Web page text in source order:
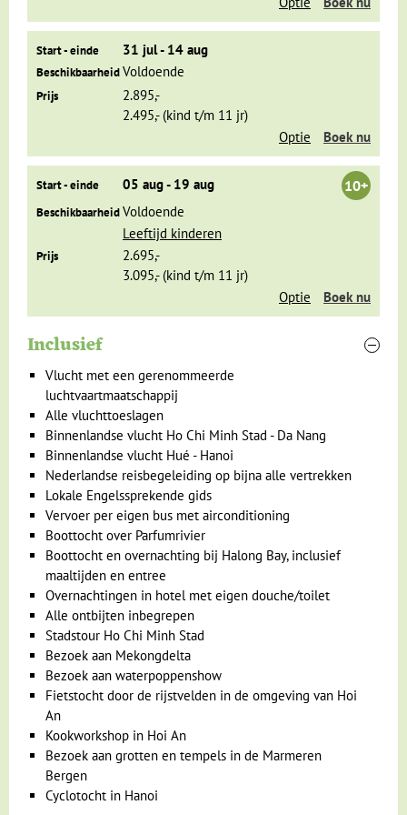
Vanuit Ho Chi Minh City maken we een excursie naar de
Mekongdelta, buiten de stad. Omdat het een heel vruchtbaar
gebied is, worden er in de Mekongdelta allerlei exotische
vruchten verbouwd, die door boeren uit de verre, waterrijke
omtrek worden verhandeld op een drijvende markt. We
maken een boottocht, bezoeken verschillende fruittuinen,
waar je heerlijk kunt proeven van al die bijzondere vruchten.
Voor de lunch moet je zeker ook een olifantsoorvis
Drakenfruit plantages, goudgele
stranden & rode zandduinen
Dag 5 Ho Chi Minh Stad - Mui Ne
Dag 6 Mui Ne
Op weg naar Mui Nehoef je je zeker niet te vervelen. Het
veranderende landschap trekt als een film aan je voorbij.
Boeren leggen op de rand van de weg hun rijst zodat het
door het verkeer gedorst wordt, waardoor de weg nog
smaller wordt. Maar ook de wind kan een handje helpen door
de rijst in de lucht te gooien, zodat de losse vliesjes
wegwaaien. Als we in de buurt komen van Mui Ne zie je ook
plantages waardrakenfruitwordt verbouwd. Deze vruchten
zijn zeker het proberen waard!
De kustplaats Mui Ne staat bekend om het mooie goudgele
strand en de rode zandduinen. Je kunt hier heerlijk relaxen
aan het strand. Maar je hoeft hier geen moment stil te zitten,
want er valt heel veel beleven, je kunt er namelijk surfen,
Start - einde 31 jul - 14 aug
BeschikbaarheidVoldoende
Prijs
2.895,-
2.495,- (kind t/m 11 jr)
Optie
Boek nu
Start - einde 05 aug - 19 aug 10+
BeschikbaarheidVoldoende
Leeftijd kinderen
Prijs
2.695,-
3.095,- (kind t/m 11 jr)
Optie
Boek nu
Inclusief
Vlucht met een gerenommeerde
luchtvaartmaatschappij
Alle vluchttoeslagen
Binnenlandse vlucht Ho Chi Minh Stad - Da Nang
Binnenlandse vlucht Hué - Hanoi
Nederlandse reisbegeleiding op bijna alle vertrekken
Lokale Engelssprekende gids
Vervoer per eigen bus met airconditioning
Boottocht over Parfumrivier
Boottocht en overnachting bij Halong Bay, inclusief
maaltijden en entree
Overnachtingen in hotel met eigen douche/toilet
Alle ontbijten inbegrepen
Stadstour Ho Chi Minh Stad
Bezoek aan Mekongdelta
Bezoek aan waterpoppenshow
Fietstocht door de rijstvelden in de omgeving van Hoi
An
Kookworkshop in Hoi An
Bezoek aan grotten en tempels in de Marmeren
Bergen
Cyclotocht in Hanoi